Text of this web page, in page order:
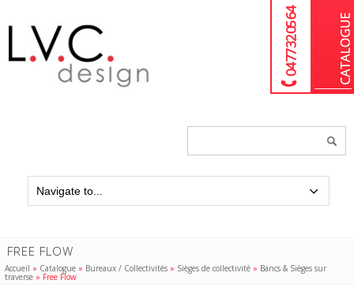
04 77 32 05 64
FREE FLOW
Accueil » Catalogue » Bureaux / Collectivités » Sièges de collectivité » Bancs & Sièges sur
traverse » Free Flow